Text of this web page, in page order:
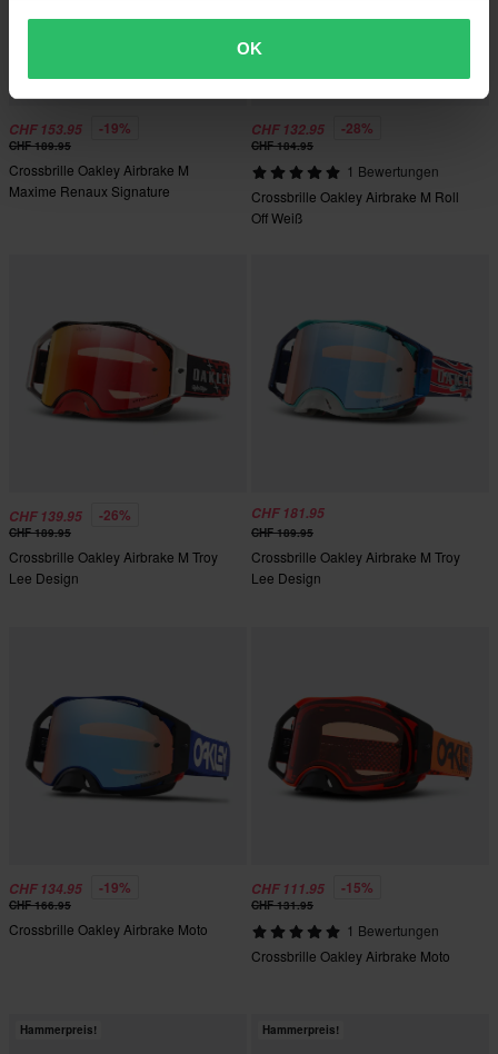
OK
CHF 153.95 -19%
CHF 189.95
Crossbrille Oakley Airbrake M
Maxime Renaux Signature
CHF 132.95 -28%
CHF 184.95
1 Bewertungen
Crossbrille Oakley Airbrake M Roll
Off Weiß
CHF 139.95 -26%
CHF 189.95
Crossbrille Oakley Airbrake M Troy
Lee Design
CHF 181.95
CHF 189.95
Crossbrille Oakley Airbrake M Troy
Lee Design
CHF 134.95 -19%
CHF 166.95
Crossbrille Oakley Airbrake Moto
CHF 111.95 -15%
CHF 131.95
1 Bewertungen
Crossbrille Oakley Airbrake Moto
Hammerpreis! Hammerpreis!